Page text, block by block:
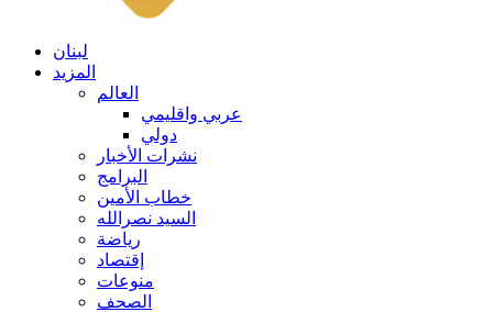
لبنان
المزيد
العالم
عربي واقليمي
دولي
نشرات الأخبار
البرامج
خطاب الأمين
السيد نصرالله
رياضة
إقتصاد
منوعات
الصحف